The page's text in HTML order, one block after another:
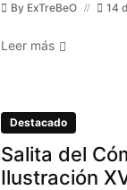
By ExTreBeO 14
Leer más
Destacado
Salita del
Ilustración